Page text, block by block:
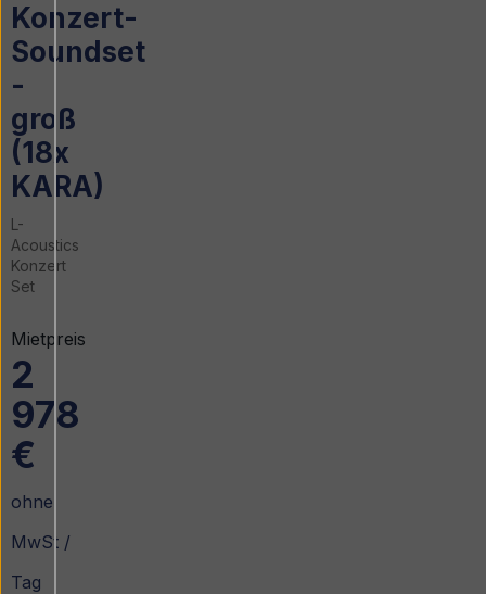
Konzert-
Soundset
-
groß
(18x
KARA)
L-
Acoustics
Konzert
Set
Mietpreis
2
978
€
ohne
MwSt /
Tag